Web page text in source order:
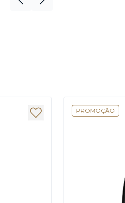
PROMOÇÃO